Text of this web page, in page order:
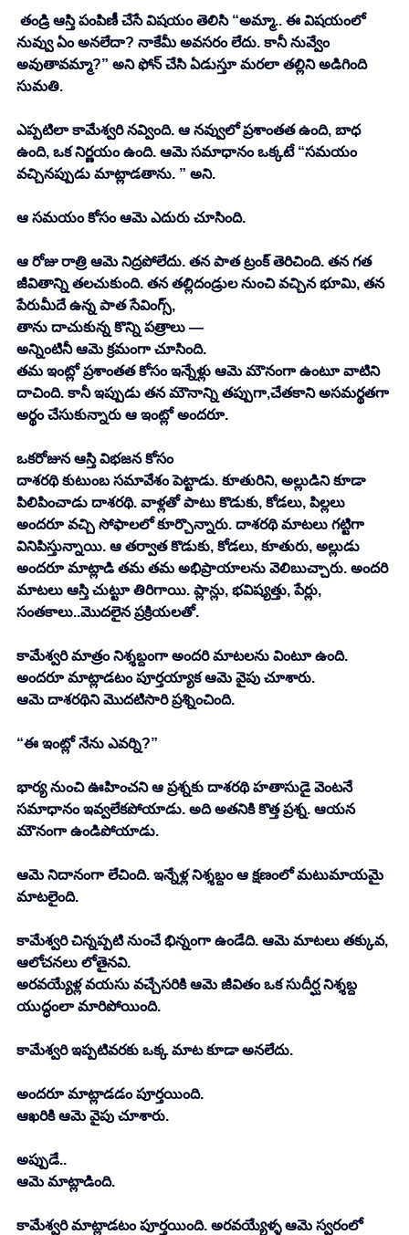
తండ్రి ఆస్తి పంపిణీ చేసే విషయం తెలిసి “అమ్మా.. ఈ విషయంలో
నువ్వు ఏం అనలేదా? నాకేమీ అవసరం లేదు. కానీ నువ్వేం
అవుతావమ్మా?” అని ఫోన్ చేసి ఏడుస్తూ మరలా తల్లిని అడిగింది
సుమతి.
ఎప్పటిలా కామేశ్వరి నవ్వింది. ఆ నవ్వులో ప్రశాంతత ఉంది, బాధ
ఉంది, ఒక నిర్ణయం ఉంది. ఆమె సమాధానం ఒక్కటే “సమయం
వచ్చినప్పుడు మాట్లాడతాను. ” అని.
ఆ సమయం కోసం ఆమె ఎదురు చూసింది.
ఆ రోజు రాత్రి ఆమె నిద్రపోలేదు. తన పాత ట్రంక్ తెరిచింది. తన గత
జీవితాన్ని తలచుకుంది. తన తల్లిదండ్రుల నుంచి వచ్చిన భూమి, తన
పేరుమీదే ఉన్న పాత సేవింగ్స్,
తాను దాచుకున్న కొన్ని పత్రాలు —
అన్నింటినీ ఆమె క్రమంగా చూసింది.
తమ ఇంట్లో ప్రశాంతత కోసం ఇన్నేళ్లు ఆమె మౌనంగా ఉంటూ వాటిని
దాచింది. కానీ ఇప్పుడు తన మౌనాన్ని తప్పుగా,చేతకాని అసమర్థతగా
అర్థం చేసుకున్నారు ఆ ఇంట్లో అందరూ.
ఒకరోజున ఆస్తి విభజన కోసం
దాశరథి కుటుంబ సమావేశం పెట్టాడు. కూతురిని, అల్లుడిని కూడా
పిలిపించాడు దాశరథి. వాళ్లతో పాటు కొడుకు, కోడలు, పిల్లలు
అందరూ వచ్చి సోఫాలలో కూర్చొన్నారు. దాశరథి మాటలు గట్టిగా
వినిపిస్తున్నాయి. ఆ తర్వాత కొడుకు, కోడలు, కూతురు, అల్లుడు
అందరూ మాట్లాడి తమ తమ అభిప్రాయాలను వెలిబుచ్చారు. అందరి
మాటలు ఆస్తి చుట్టూ తిరిగాయి. ప్లాన్లు, భవిష్యత్తు, పేర్లు,
సంతకాలు..మొదలైన ప్రక్రియలతో.
కామేశ్వరి మాత్రం నిశ్శబ్దంగా అందరి మాటలను వింటూ ఉంది.
అందరూ మాట్లాడటం పూర్తయ్యాక ఆమె వైపు చూశారు.
ఆమె దాశరథిని మొదటిసారి ప్రశ్నించింది.
“ఈ ఇంట్లో నేను ఎవర్ని?”
భార్య నుంచి ఊహించని ఆ ప్రశ్నకు దాశరథి హతాసుడై వెంటనే
సమాధానం ఇవ్వలేకపోయాడు. అది అతనికి కొత్త ప్రశ్న. ఆయన
మౌనంగా ఉండిపోయాడు.
ఆమె నిదానంగా లేచింది. ఇన్నేళ్ల నిశ్శబ్దం ఆ క్షణంలో మటుమాయమై
మాటలైంది.
కామేశ్వరి చిన్నప్పటి నుంచే భిన్నంగా ఉండేది. ఆమె మాటలు తక్కువ,
ఆలోచనలు లోతైనవి.
అరవయ్యేళ్ల వయసు వచ్చేసరికి ఆమె జీవితం ఒక సుదీర్ఘ నిశ్శబ్ద
యుద్ధంలా మారిపోయింది.
కామేశ్వరి ఇప్పటివరకు ఒక్క మాట కూడా అనలేదు.
అందరూ మాట్లాడడం పూర్తయింది.
ఆఖరికి ఆమె వైపు చూశారు.
అప్పుడే..
ఆమె మాట్లాడింది.
కామేశ్వరి మాట్లాడటం పూర్తయింది. అరవయ్యేళ్ళ ఆమె స్వరంలో